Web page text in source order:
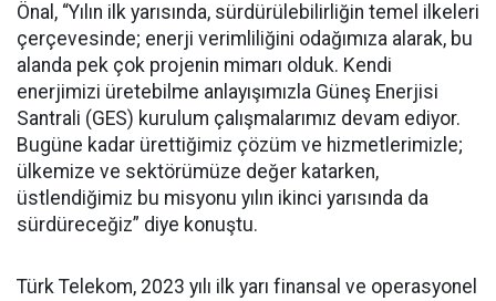
Önal, “Yılın ilk yarısında, sürdürülebilirliğin temel ilkeleri
çerçevesinde; enerji verimliliğini odağımıza alarak, bu
alanda pek çok projenin mimarı olduk. Kendi
enerjimizi üretebilme anlayışımızla Güneş Enerjisi
Santrali (GES) kurulum çalışmalarımız devam ediyor.
Bugüne kadar ürettiğimiz çözüm ve hizmetlerimizle;
ülkemize ve sektörümüze değer katarken,
üstlendiğimiz bu misyonu yılın ikinci yarısında da
sürdüreceğiz” diye konuştu.
Türk Telekom, 2023 yılı ilk yarı finansal ve operasyonel